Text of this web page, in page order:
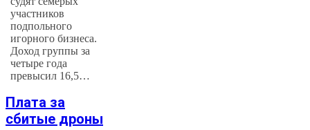
участников
подпольного
игорного бизнеса.
Доход группы за
четыре года
превысил 16,5…
Плата за
сбитые дроны